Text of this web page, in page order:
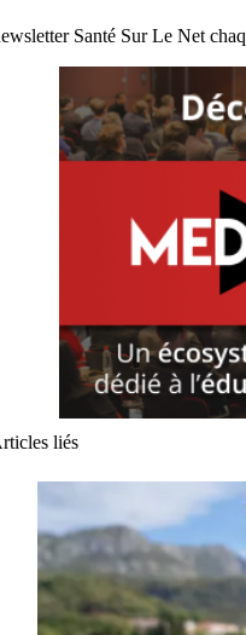
Santé Sur Le Net
liés